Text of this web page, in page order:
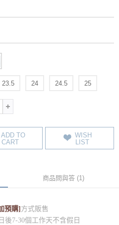
23.5 24 24.5 25
ADD TO
CART
WISH
LIST
商品問與答 (1)
預購]方式販售
後7-30個工作天不含假日